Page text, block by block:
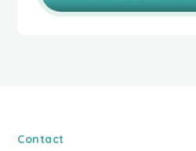
Contact